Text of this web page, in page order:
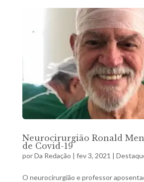
Neurocirurgião Ronald
de Covid-19
porDa Redação | fev 3, 2021 |
O neurocirurgião e professor